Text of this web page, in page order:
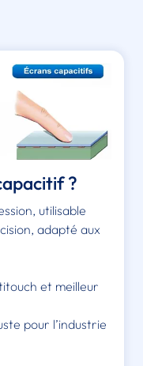
?
utilisable
adapté aux
et meilleur
pour l’industrie